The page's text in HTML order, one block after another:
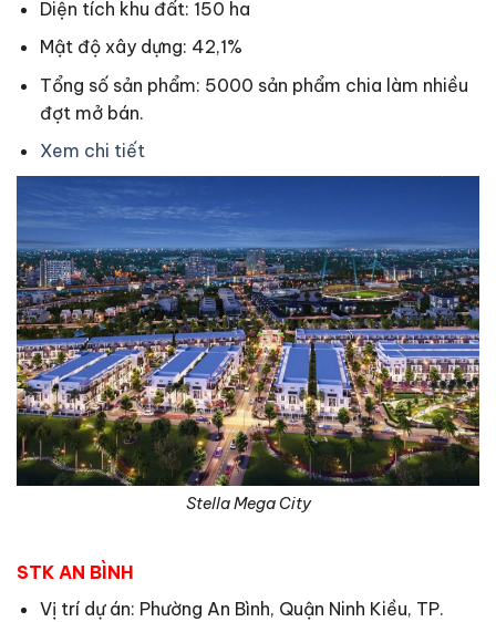
Diện tích khu đất: 150 ha
Mật độ xây dựng: 42,1%
Tổng số sản phẩm: 5000 sản phẩm chia làm nhiều
đợt mở bán.
Xem chi tiết
Stella Mega City
STK AN BÌNH
Vị trí dự án: Phường An Bình, Quận Ninh Kiều, TP.